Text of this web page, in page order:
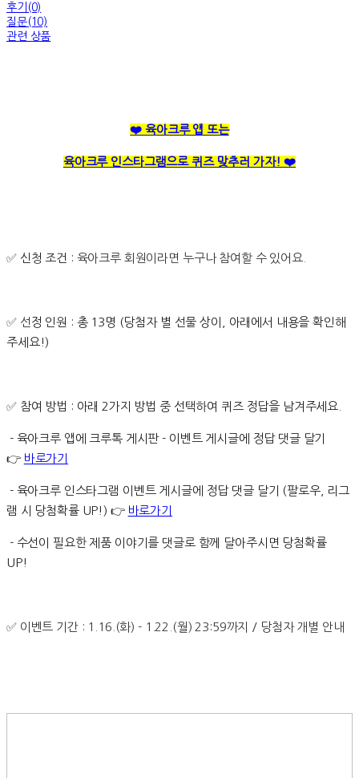
후기(0)
질문(10)
관련 상품
❤️ 육아크루 앱 또는
육아크루 인스타그램으로 퀴즈 맞추러 가자! ❤️
✅ 신청 조건 : 육아크루 회원이라면 누구나 참여할 수 있어요.
✅ 선 정 인원 : 총 13명 (당첨자 별 선물 상이, 아래에서 내용을 확인해
주세요!)
✅ 참여 방법 : 아래 2가지 방법 중 선택하여 퀴즈 정답을 남겨주세요.
- 육아크루 앱에 크루톡 게시판 - 이벤트 게시글에 정답 댓글 달기
👉 바로가기
- 육아크루 인스타그램 이벤트 게시글에 정답 댓글 달기 (팔로우, 리그
램 시 당첨확률 UP!) 👉 바로가기
- 수선이 필요한 제품 이야기를 댓글로 함께 달아주시면 당첨확률
UP!
✅ 이벤트 기간 : 1.16.(화) - 1.22.(월) 23:59까지 / 당첨자 개별 안내